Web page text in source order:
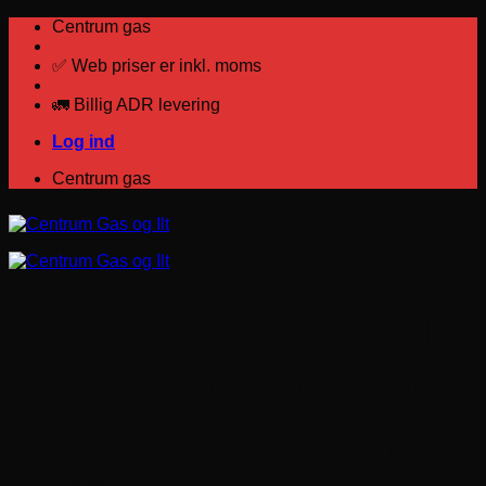
Fortsæt
indhold
Centrum gas
✅ Web priser er inkl. moms
🚛 Billig ADR levering
Log ind
Centrum gas